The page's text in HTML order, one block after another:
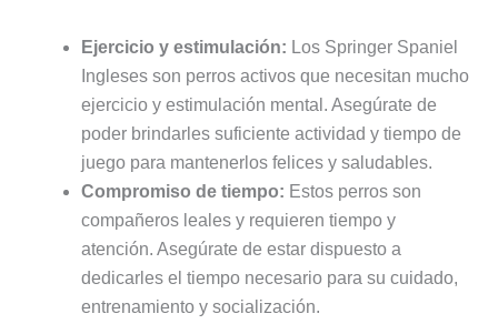
Ejercicio y estimulación: Los Springer Spaniel
Ingleses son perros activos que necesitan mucho
ejercicio y estimulación mental. Asegúrate de
poder brindarles suficiente actividad y tiempo de
juego para mantenerlos felices y saludables.
Compromiso de tiempo: Estos perros son
compañeros leales y requieren tiempo y
atención. Asegúrate de estar dispuesto a
dedicarles el tiempo necesario para su cuidado,
entrenamiento y socialización.